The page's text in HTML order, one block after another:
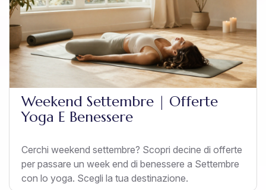
Weekend Settembre | Offerte
Yoga E Benessere
Cerchi weekend settembre? Scopri decine di offerte
per passare un week end di benessere a Settembre
con lo yoga. Scegli la tua destinazione.